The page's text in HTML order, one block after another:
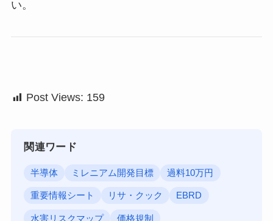
い。
Post Views: 159
関連ワード
半導体 ミレニアム開発目標 過料10万円
重要情報シート リサ・クック EBRD
水害リスクマップ 価格規制